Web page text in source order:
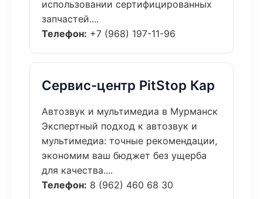
использовании сертифицированных
запчастей....
Телефон: +7 (968) 197-11-96
Сервис-центр PitStop Кар
Автозвук и мультимедиа в Мурманск
Экспертный подход к автозвук и
мультимедиа: точные рекомендации,
экономим ваш бюджет без ущерба
для качества....
Телефон: 8 (962) 460 68 30